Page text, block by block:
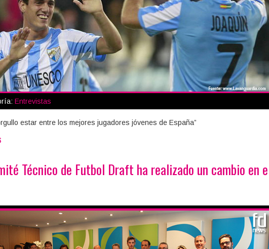
Entrevistas
estar entre los mejores jugadores jóvenes de España”
Técnico de Futbol Draft ha realizado un cambio en